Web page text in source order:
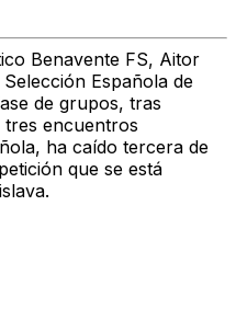
Benavente FS, Aitor
Selección Española de
de grupos, tras
encuentros
ha caído tercera de
que se está